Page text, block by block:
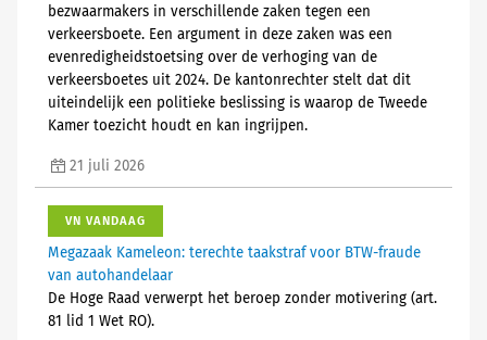
bezwaarmakers in verschillende zaken tegen een
verkeersboete. Een argument in deze zaken was een
evenredigheidstoetsing over de verhoging van de
verkeersboetes uit 2024. De kantonrechter stelt dat dit
uiteindelijk een politieke beslissing is waarop de Tweede
Kamer toezicht houdt en kan ingrijpen.
21 juli 2026
VN VANDAAG
Megazaak Kameleon: terechte taakstraf voor BTW-fraude
van autohandelaar
De Hoge Raad verwerpt het beroep zonder motivering (art.
81 lid 1 Wet RO).